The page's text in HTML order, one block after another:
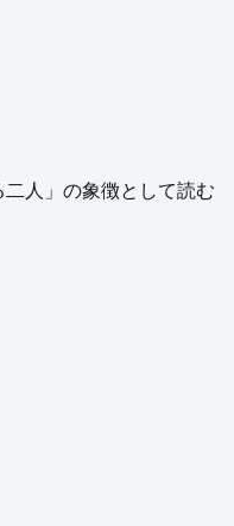
人」の象徴として読む